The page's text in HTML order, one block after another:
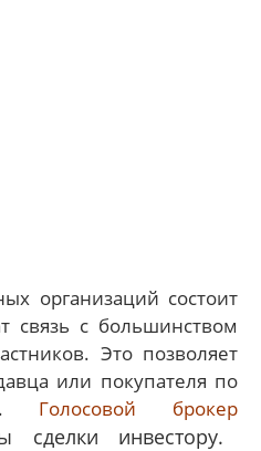
организаций состоит
связь с большинством
Это позволяет
или покупателя по
Голосовой брокер
сделки инвестору.